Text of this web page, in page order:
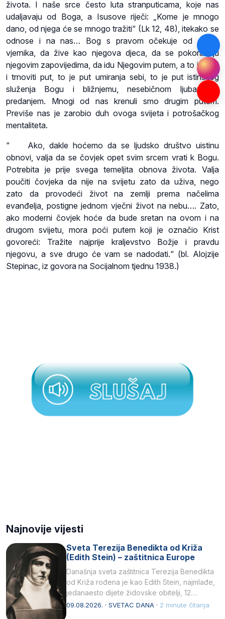
života. I naše srce često luta stranputicama, koje nas
udaljavaju od Boga, a Isusove riječi: „Kome je mnogo
dano, od njega će se mnogo tražiti“ (Lk 12, 48), itekako se
odnose i na nas… Bog s pravom očekuje od svojih
vjernika, da žive kao njegova djeca, da se pokoravaju
njegovim zapovijedima, da idu Njegovim putem, a to je uski
i trnoviti put, to je put umiranja sebi, to je put istinskog
služenja Bogu i bližnjemu, nesebičnom ljubavlju i
predanjem. Mnogi od nas krenuli smo drugim putem.
Previše nas je zarobio duh ovoga svijeta i potrošačkog
mentaliteta.
“ Ako, dakle hoćemo da se ljudsko društvo uistinu
obnovi, valja da se čovjek opet svim srcem vrati k Bogu.
Potrebita je prije svega temeljita obnova života. Valja
poučiti čovjeka da nije na svijetu zato da uživa, nego
zato da provodeći život na zemlji prema načelima
evanđelja, postigne jednom vječni život na nebu…. Zato,
ako moderni čovjek hoće da bude sretan na ovom i na
drugom svijetu, mora poći putem koji je označio Krist
govoreći: Tražite najprije kraljevstvo Božje i pravdu
njegovu, a sve drugo će vam se nadodati.“ (bl. Alojzije
Stepinac, iz govora na Socijalnom tjednu 1938.)
Najnovije vijesti
Sveta Terezija Benedikta od Križa
(Edith Stein) – zaštitnica Europe
Današnja sveta zaštitnica Terezija Benedikta
od Križa rođena je kao Edith Stein, najmlađe,
jedanaesto dijete židovske obitelji, 12.
listopada 1891, u Wrocławu…
09.08.2026. · SVETAC DANA · 2 minute čitanja